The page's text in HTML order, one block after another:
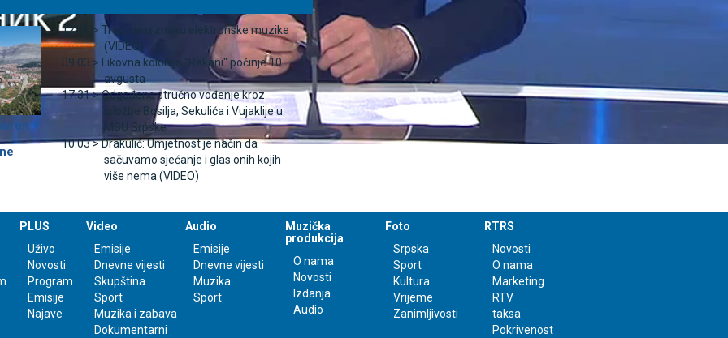
12:09 > Trebinje u znaku elektronske muzike
(VIDEO)
09:03 > Likovna kolonija "Rakani" počinje 10.
avgusta
17:31 >Odgođeno stručno vođenje kroz
izložbe Bosilja, Sekulića i Vujaklije u
MSU Srpske
10:03 >Drakulić: Umjetnost je način da
sačuvamo sjećanje i glas onih kojih
više nema (VIDEO)
PLUS
Uživo
Novosti
Program
Emisije
Najave
Video
Emisije
Dnevne vijesti
Skupština
Sport
Muzika i zabava
Dokumentarni
Audio
Emisije
Dnevne vijesti
Muzika
Sport
Muzička
produkcija
O nama
Novosti
Izdanja
Audio
Foto
Srpska
Sport
Kultura
Vrijeme
Zanimljivosti
RTRS
Novosti
O nama
Marketing
RTV
taksa
Pokrivenost